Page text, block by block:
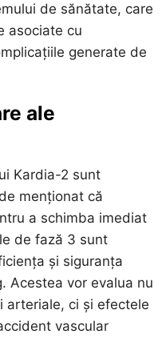
de sănătate, care
asociate cu
generate de
ale
Kardia-2 sunt
menționat că
a schimba imediat
de fază 3 sunt
și siguranța
Acestea vor evalua nu
arteriale, ci și efectele
vascular